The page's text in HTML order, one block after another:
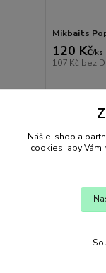
Mikbaits
120 Kč/ks
107 Kč bez
Náš e-shop a
cookies, aby Vám